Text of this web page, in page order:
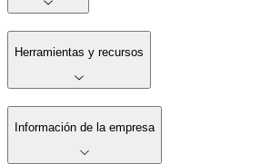
Herramientas y recursos
Información de la empresa